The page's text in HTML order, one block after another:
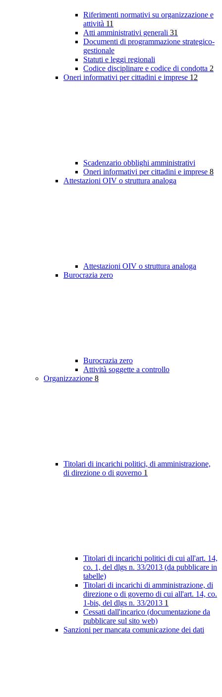
Riferimenti normativi su organizzazione e
attività 11
Atti amministrativi generali 31
Documenti di programmazione strategico-
gestionale
Statuti e leggi regionali
Codice disciplinare e codice di condotta 2
Oneri informativi per cittadini e imprese 12
Scadenzario obblighi amministrativi
Oneri informativi per cittadini e imprese 8
Attestazioni OIV o struttura analoga
Attestazioni OIV o struttura analoga
Burocrazia zero
Burocrazia zero
Attività soggette a controllo
Organizzazione 8
Titolari di incarichi politici, di amministrazione,
di direzione o di governo 1
Titolari di incarichi politici di cui all'art. 14,
co. 1, del dlgs n. 33/2013 (da pubblicare in
tabelle)
Titolari di incarichi di amministrazione, di
direzione o di governo di cui all'art. 14, co.
1-bis, del dlgs n. 33/2013 1
Cessati dall'incarico (documentazione da
pubblicare sul sito web)
Sanzioni per mancata comunicazione dei dati